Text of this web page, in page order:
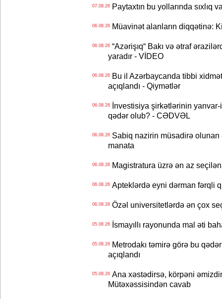
07.08.26Paytaxtın bu yollarında sıxlıq
06.08.26Müavinət alanların diqqətinə:
06.08.26“Azərişıq“ Bakı və ətraf
yaradır - VİDEO
06.08.26Bu il Azərbaycanda tibbi
açıqlandı - Qiymətlər
06.08.26İnvestisiya şirkətlərinin yanvar-
qədər olub? - CƏDVƏL
06.08.26Sabiq nazirin müsadirə olunan
manata
06.08.26Magistratura üzrə ən az
06.08.26Apteklərdə eyni dərman fərqli
06.08.26Özəl universitetlərdə ən çox
05.08.26İsmayıllı rayonunda mal əti
05.08.26Metrodakı təmirə görə bu
açıqlandı
05.08.26Ana xəstədirsə, körpəni
Mütəxəssisindən cavab